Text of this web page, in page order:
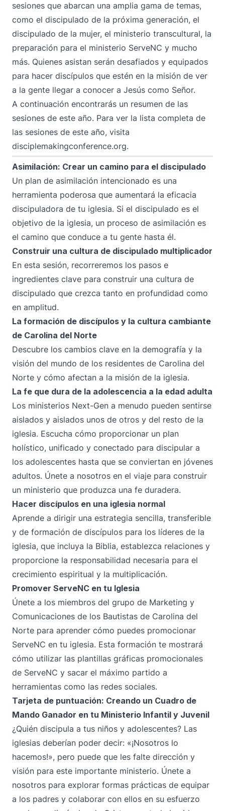
sesiones que abarcan una amplia gama de temas,
como el discipulado de la próxima generación, el
discipulado de la mujer, el ministerio transcultural, la
preparación para el ministerio ServeNC y mucho
más. Quienes asistan serán desafiados y equipados
para hacer discípulos que estén en la misión de ver
a la gente llegar a conocer a Jesús como Señor.
A continuación encontrarás un resumen de las
sesiones de este año. Para ver la lista completa de
las sesiones de este año, visita
disciplemakingconference.org.
Asimilación: Crear un camino para el discipulado
Un plan de asimilación intencionado es una
herramienta poderosa que aumentará la eficacia
discipuladora de tu iglesia. Si el discipulado es el
objetivo de la iglesia, un proceso de asimilación es
el camino que conduce a tu gente hasta él.
Construir una cultura de discipulado multiplicador
En esta sesión, recorreremos los pasos e
ingredientes clave para construir una cultura de
discipulado que crezca tanto en profundidad como
en amplitud.
La formación de discípulos y la cultura cambiante
de Carolina del Norte
Descubre los cambios clave en la demografía y la
visión del mundo de los residentes de Carolina del
Norte y cómo afectan a la misión de la iglesia.
La fe que dura de la adolescencia a la edad adulta
Los ministerios Next-Gen a menudo pueden sentirse
aislados y aislados unos de otros y del resto de la
iglesia. Escucha cómo proporcionar un plan
holístico, unificado y conectado para discipular a
los adolescentes hasta que se conviertan en jóvenes
adultos. Únete a nosotros en el viaje para construir
un ministerio que produzca una fe duradera.
Hacer discípulos en una iglesia normal
Aprende a dirigir una estrategia sencilla, transferible
y de formación de discípulos para los líderes de la
iglesia, que incluya la Biblia, establezca relaciones y
proporcione la responsabilidad necesaria para el
crecimiento espiritual y la multiplicación.
Promover ServeNC en tu Iglesia
Únete a los miembros del grupo de Marketing y
Comunicaciones de los Bautistas de Carolina del
Norte para aprender cómo puedes promocionar
ServeNC en tu iglesia. Esta formación te mostrará
cómo utilizar las plantillas gráficas promocionales
de ServeNC y sacar el máximo partido a
herramientas como las redes sociales.
Tarjeta de puntuación: Creando un Cuadro de
Mando Ganador en tu Ministerio Infantil y Juvenil
¿Quién discipula a tus niños y adolescentes? Las
iglesias deberían poder decir: «¡Nosotros lo
hacemos!», pero puede que les falte dirección y
visión para este importante ministerio. Únete a
nosotros para explorar formas prácticas de equipar
a los padres y colaborar con ellos en su esfuerzo